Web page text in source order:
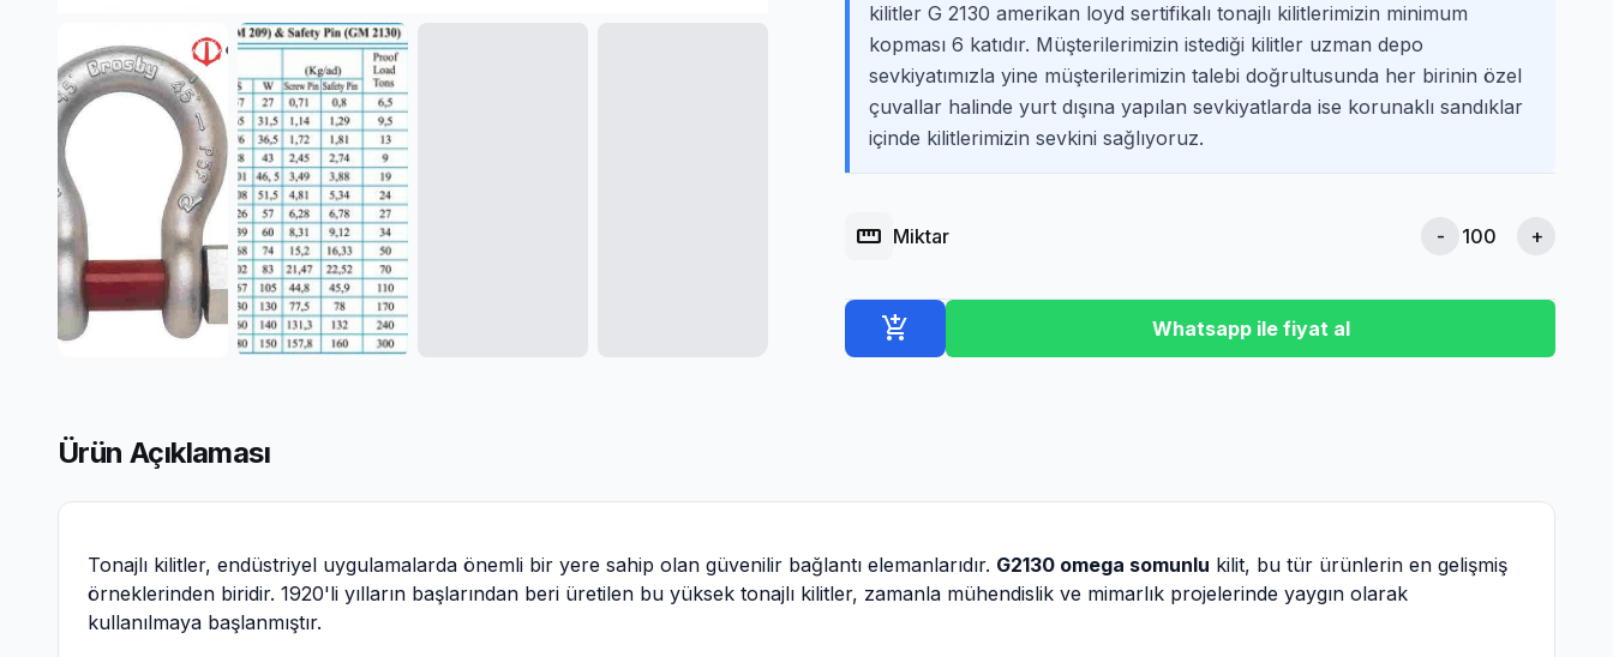
kilitler G 2130 amerikan loyd sertifikalı tonajlı kilitlerimizin minimum
kopması 6 katıdır. Müşterilerimizin istediği kilitler uzman depo
sevkiyatımızla yine müşterilerimizin talebi doğrultusunda her birinin özel
çuvallar halinde yurt dışına yapılan sevkiyatlarda ise korunaklı sandıklar
içinde kilitlerimizin sevkini sağlıyoruz.
straighten Miktar - +
add_shopping_cart Whatsapp ile fiyat al
Ürün Açıklaması
Tonajlı kilitler, endüstriyel uygulamalarda önemli bir yere sahip olan güvenilir bağlantı elemanlarıdır. G2130 omega somunlu kilit, bu tür ürünlerin en gelişmiş
örneklerinden biridir. 1920'li yılların başlarından beri üretilen bu yüksek tonajlı kilitler, zamanla mühendislik ve mimarlık projelerinde yaygın olarak
kullanılmaya başlanmıştır.